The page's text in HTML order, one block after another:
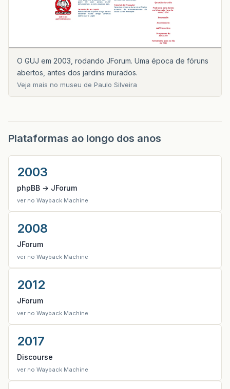
O GUJ em 2003, rodando JForum. Uma época de fóruns
abertos, antes dos jardins murados.
Veja mais no museu de Paulo Silveira
Plataformas ao longo dos anos
2003
phpBB → JForum
ver no Wayback Machine
2008
JForum
ver no Wayback Machine
2012
JForum
ver no Wayback Machine
2017
Discourse
ver no Wayback Machine